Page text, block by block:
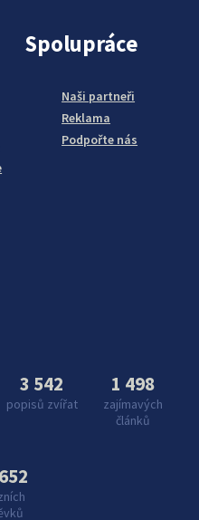
Spolupráce
Naši partneři
Reklama
Podpořte nás
3 542
popisů zvířat
1 498
zajímavých
článků